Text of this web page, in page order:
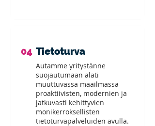
04 Tietoturva
Autamme yritystänne
suojautumaan alati
muuttuvassa maailmassa
proaktiivisten, modernien ja
jatkuvasti kehittyvien
monikerroksellisten
tietoturvapalveluiden avulla.